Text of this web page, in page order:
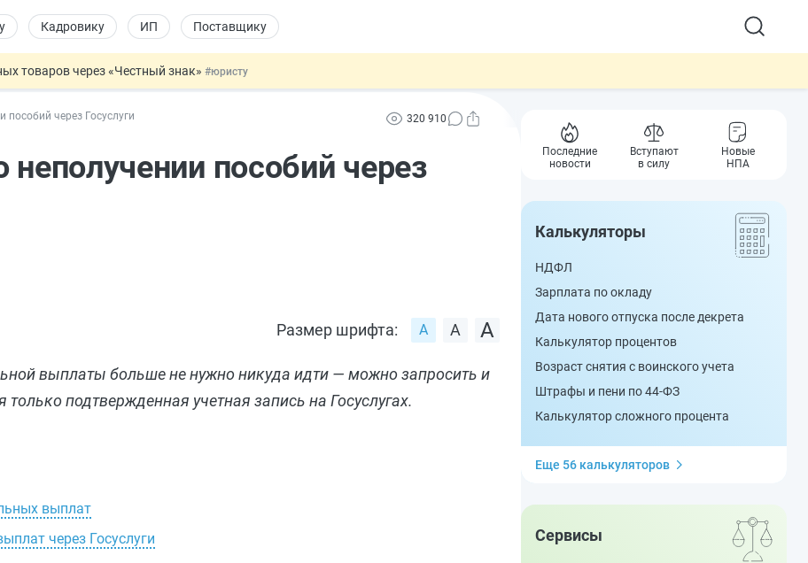
Кадровику ИП Поставщику
товаров через «Честный знак» #юристу
предлагают отменить
и ГПХ-отношений#кадровику
пособий через Госуслуги 320 910
неполучении пособий через
Размер шрифта:
выплаты больше не нужно никуда идти — можно запросить и
подтвержденная учетная запись на Госуслугах.
выплат
через Госуслуги
Последние
новости
Вступают
в силу
Новые
НПА
Калькуляторы
НДФЛ
Зарплата по окладу
Дата нового отпуска после декрета
Калькулятор процентов
Возраст снятия с воинского учета
Штрафы и пени по 44-ФЗ
Калькулятор сложного процента
Еще 56 калькуляторов
Сервисы